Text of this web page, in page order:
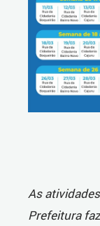
As
Prefeitura